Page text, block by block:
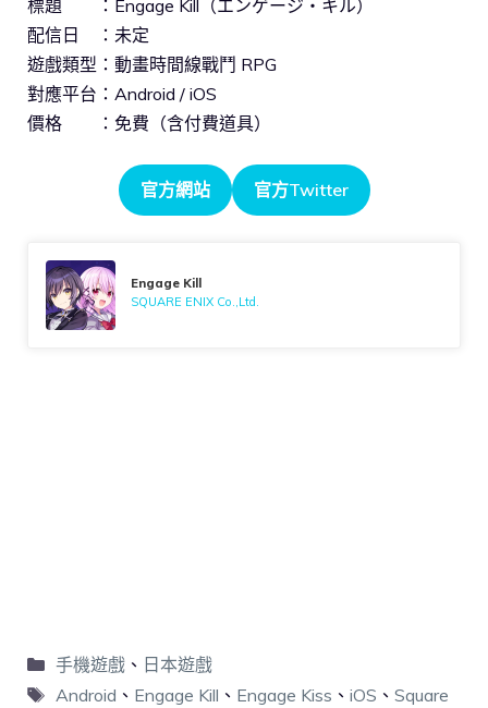
標題 ：Engage Kill（エンゲージ・キル）
配信日 ：未定
遊戲類型：動畫時間線戰鬥 RPG
對應平台：Android / iOS
價格 ：免費（含付費道具）
官方網站 官方Twitter
Engage Kill
SQUARE ENIX Co.,Ltd.
手機遊戲、 日本遊戲
Android 、 Engage Kill 、 Engage Kiss 、 iOS 、 Square